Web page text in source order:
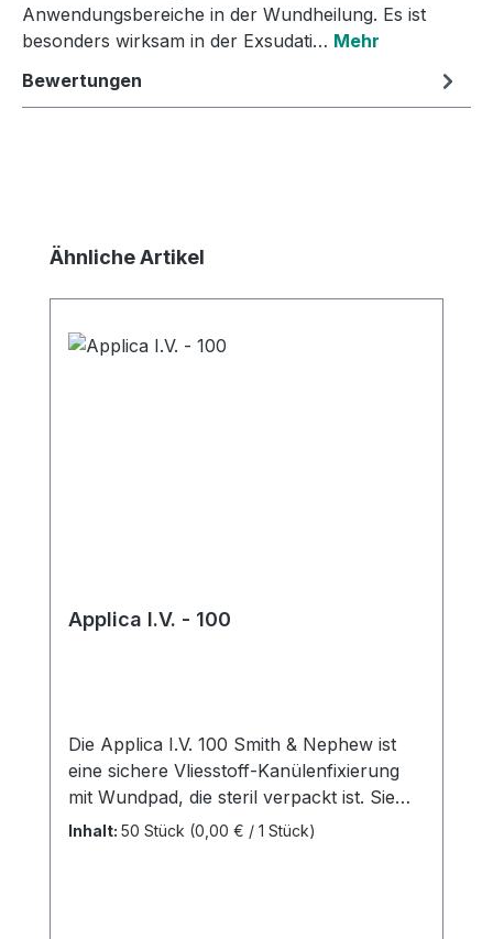
Anwendungsbereiche in der Wundheilung. Es ist
besonders wirksam in der Exsudati… Mehr
Bewertungen
Produktgalerie überspringen
Ähnliche Artikel
Applica I.V. - 100
Die Applica I.V. 100 Smith & Nephew ist
eine sichere Vliesstoff-Kanülenfixierung
mit Wundpad, die steril verpackt ist. Sie
bietet eine Vielzahl von Eigenschaften, um
Inhalt: 50 Stück (0,00 € / 1 Stück)